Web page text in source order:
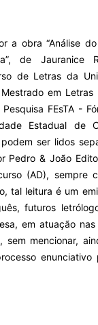
a obra “Análise
de Jauranice
de Letras da
em Letras
FEsTA -
Estadual de
ser lidos
Pedro & João
(AD), sempre
tal leitura é um
futuros
em atuação
sem mencionar,
enunciativo